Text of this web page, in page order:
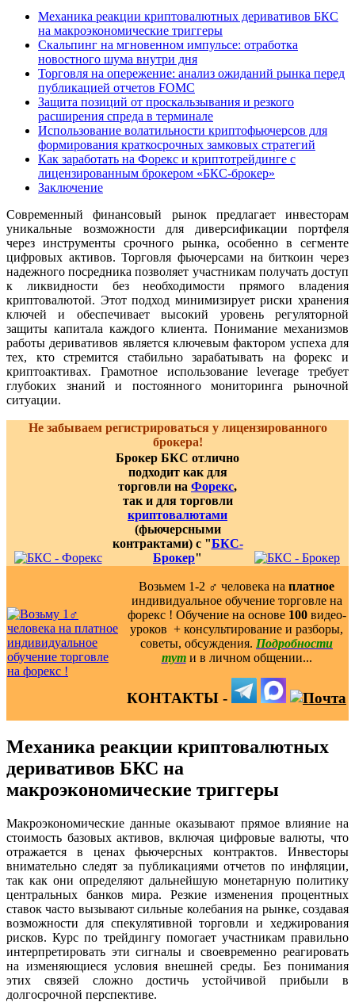
Механика реакции криптовалютных деривативов БКС
на макроэкономические триггеры
Скальпинг на мгновенном импульсе: отработка
новостного шума внутри дня
Торговля на опережение: анализ ожиданий рынка перед
публикацией отчетов FOMC
Защита позиций от проскальзывания и резкого
расширения спреда в терминале
Использование волатильности криптофьючерсов для
формирования краткосрочных замковых стратегий
Как заработать на Форекс и криптотрейдинге с
лицензированным брокером «БКС-брокер»
Заключение
Современный финансовый рынок предлагает инвесторам
уникальные возможности для диверсификации портфеля
через инструменты срочного рынка, особенно в сегменте
цифровых активов. Торговля фьючерсами на биткоин через
надежного посредника позволяет участникам получать доступ
к ликвидности без необходимости прямого владения
криптовалютой. Этот подход минимизирует риски хранения
ключей и обеспечивает высокий уровень регуляторной
защиты капитала каждого клиента. Понимание механизмов
работы деривативов является ключевым фактором успеха для
тех, кто стремится стабильно зарабатывать на форекс и
криптоактивах. Грамотное использование leverage требует
глубоких знаний и постоянного мониторинга рыночной
ситуации.
Не забываем регистрироваться у лицензированного
брокера!
Брокер БКС отлично
подходит как для
торговли на Форекс,
так и для торговли
криптовалютами
(фьючерсными
контрактами) с "БКС-
Брокер"
Возьмем 1-2 ‍♂️ человека на платное
индивидуальное обучение торговле на
форекс ! Обучение на основе 100видео-
уроков ️ + консультирование и разборы,
советы, обсуждения. Подробности
тут и в личном общении...
КОНТАКТЫ -
Механика реакции криптовалютных
деривативов БКС на
макроэкономические триггеры
Макроэкономические данные оказывают прямое влияние на
стоимость базовых активов, включая цифровые валюты, что
отражается в ценах фьючерсных контрактов. Инвесторы
внимательно следят за публикациями отчетов по инфляции,
так как они определяют дальнейшую монетарную политику
центральных банков мира. Резкие изменения процентных
ставок часто вызывают сильные колебания на рынке, создавая
возможности для спекулятивной торговли и хеджирования
рисков. Курс по трейдингу помогает участникам правильно
интерпретировать эти сигналы и своевременно реагировать
на изменяющиеся условия внешней среды. Без понимания
этих связей сложно достичь устойчивой прибыли в
долгосрочной перспективе.